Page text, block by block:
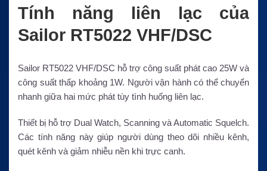
Tính năng liên lạc của
Sailor RT5022 VHF/DSC
Sailor RT5022 VHF/DSC hỗ trợ công suất phát cao 25W và
công suất thấp khoảng 1W. Người vận hành có thể chuyển
nhanh giữa hai mức phát tùy tình huống liên lạc.
Thiết bị hỗ trợ Dual Watch, Scanning và Automatic Squelch.
Các tính năng này giúp người dùng theo dõi nhiều kênh,
quét kênh và giảm nhiễu nền khi trực canh.